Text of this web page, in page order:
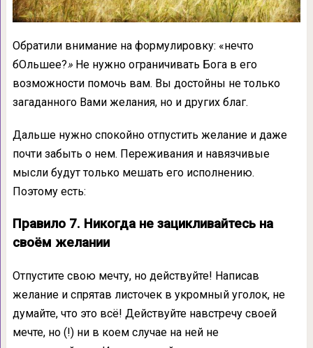
Обратили внимание на формулировку: «нечто
бОльшее?»Не нужно ограничивать Бога в его
возможности помочь вам. Вы достойны не только
загаданного Вами желания, но и других благ.
Дальше нужно спокойно отпустить желание и даже
почти забыть о нем. Переживания и навязчивые
мысли будут только мешать его исполнению.
Поэтому есть:
Правило 7. Никогда не зацикливайтесь на
своём желании
Отпустите свою мечту, но действуйте! Написав
желание и спрятав листочек в укромный уголок, не
думайте, что это всё! Действуйте навстречу своей
мечте, но (!) ни в коем случае на ней не